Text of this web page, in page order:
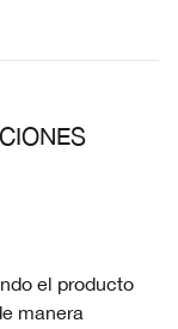
el producto
manera